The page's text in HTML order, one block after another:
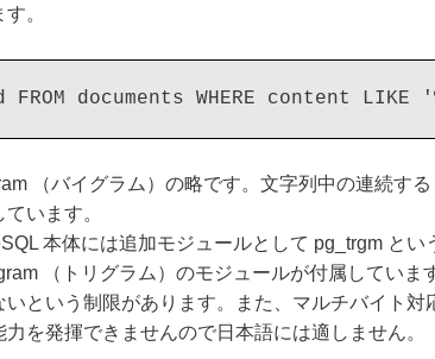
。
FROM documents WHERE content LIKE
（バイグラム）の略です。文字列中の連続す
います。
本体には追加モジュールとして pg_trgm と
（トリグラム）のモジュールが付属していま
いという制限があります。また、マルチバイト
を発揮できませんので日本語には適しません。